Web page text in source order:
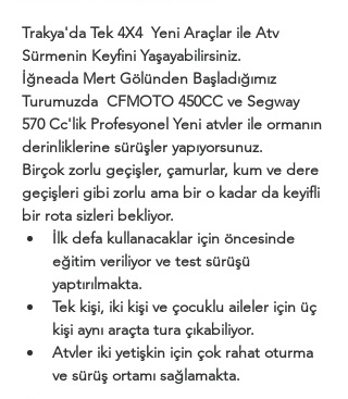
Trakya'da Tek 4X4  Yeni Araçlar ile Atv
Sürmenin Keyfini Yaşayabilirsiniz.
İğneada Mert Gölünden Başladığımız
Turumuzda  CFMOTO 450CC ve Segway
570 Cc'lik Profesyonel Yeni atvler ile ormanın
derinliklerine sürüşler yapıyorsunuz.
Birçok zorlu geçişler, çamurlar, kum ve dere
geçişleri gibi zorlu ama bir o kadar da keyifli
bir rota sizleri bekliyor.
İlk defa kullanacaklar için öncesinde
eğitim veriliyor ve test sürüşü
yaptırılmakta.
Tek kişi, iki kişi ve çocuklu aileler için üç
kişi aynı araçta tura çıkabiliyor.
Atvler iki yetişkin için çok rahat oturma
ve sürüş ortamı sağlamakta.